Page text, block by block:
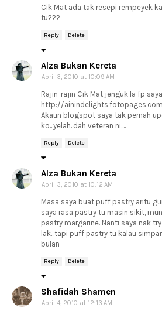
Cik Mat ada tak resepi rempeyek
tu???
Reply Delete
Alza Bukan Kereta
April 3, 2010 at 10:09 AM
Rajin-rajin Cik Mat jenguk la fp saya
http://ainindelights.fotopages.com
Akaun blogspot saya tak pernah
ko...yelah..dah veteran ni....
Reply Delete
Alza Bukan Kereta
April 3, 2010 at 10:12 AM
Masa saya buat puff pastry aritu
saya rasa pastry tu masin sikit,
pastry margarine. Nanti saya nak
lak...tapi puff pastry tu kalau
bulan
Reply Delete
Shafidah Shamen
April 4, 2010 at 12:13 AM